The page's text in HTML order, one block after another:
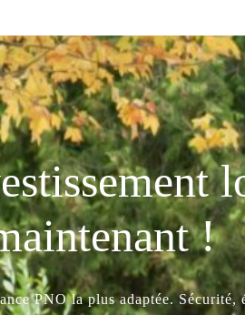
!
PNO la plus adaptée.